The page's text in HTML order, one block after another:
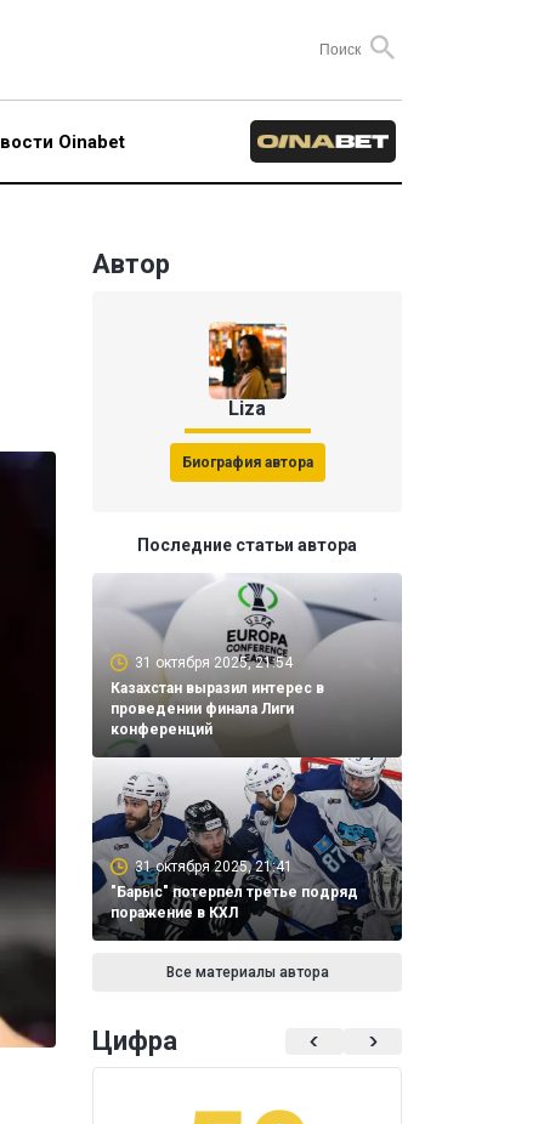
Oinabet
Автор
Liza
Биография автора
Последние статьи автора
31 октября 2025, 21:54
Казахстан выразил интерес в
проведении финала Лиги
конференций
31 октября 2025, 21:41
"Барыс" потерпел третье подряд
поражение в КХЛ
Все материалы автора
Цифра